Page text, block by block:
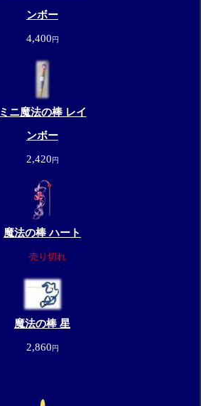
ンボー
4,400円
ミニ魔法の棒 レイ
ンボー
2,420円
魔法の棒 ハート
売り切れ
魔法の棒 星
2,860円